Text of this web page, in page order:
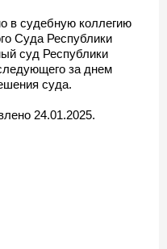
в судебную коллегию
Суда Республики
суд Республики
за днем
суда.
24.01.2025.